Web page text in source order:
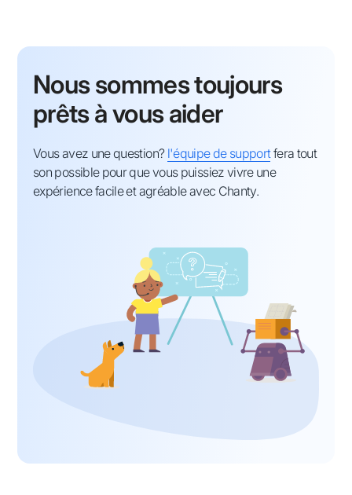
Nous sommes toujours
prêts à vous aider
Vous avez une question? l'équipe de supportfera tout
son possible pour que vous puissiez vivre une
expérience facile et agréable avec Chanty.